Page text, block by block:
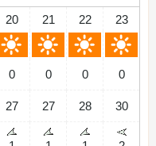
20
0
27
21
0
27
22
0
28
23
0
30